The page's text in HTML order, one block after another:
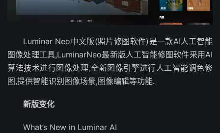
Luminar Neo中文版(照片修图软件)是一款AI人工智能
图像处理工具,LuminarNeo最新版人工智能修图软件采用AI
算法技术进行图像处理,全新图像引擎进行人工智能调色修
图,提供智能识别图像场景,图像编辑等功能.
新版变化
What’s New in Luminar AI